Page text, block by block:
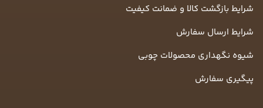
شرایط بازگشت کالا و ضمانت کیفیت
شرایط ارسال سفارش
شیوه نگهداری محصولات چوبی
پیگیری سفارش